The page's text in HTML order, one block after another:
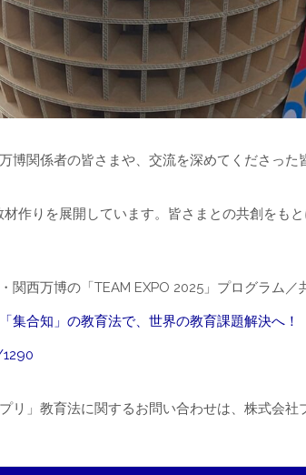
博関係者の皆さまや、交流を深めてくださっ
作りを展開しています。皆さまとの共創をも
西万博の「TEAM EXPO 2025」プログラム／
合知」の教育法で、世界の教育課題解決へ！
リ」教育法に関するお問い合わせは、株式会社